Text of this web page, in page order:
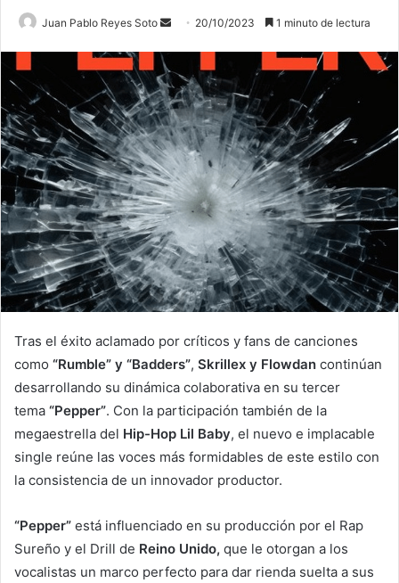
Juan Pablo Reyes Soto
Send 20/10/2023 1 minuto de lectura
Tras el éxito aclamado por críticos y fans de canciones
como “Rumble” y “Badders”, Skrillex y Flowdan continúan
desarrollando su dinámica colaborativa en su tercer
tema “Pepper”. Con la participación también de la
megaestrella del Hip-Hop Lil Baby, el nuevo e implacable
single reúne las voces más formidables de este estilo con
la consistencia de un innovador productor.
“Pepper” está influenciado en su producción por el Rap
Sureño y el Drill de Reino Unido, que le otorgan a los
vocalistas un marco perfecto para dar rienda suelta a sus